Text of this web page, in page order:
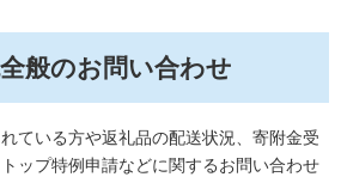
般のお問い合わせ
ている方や返礼品の配送状況、寄附金受
ップ特例申請などに関するお問い合わせ